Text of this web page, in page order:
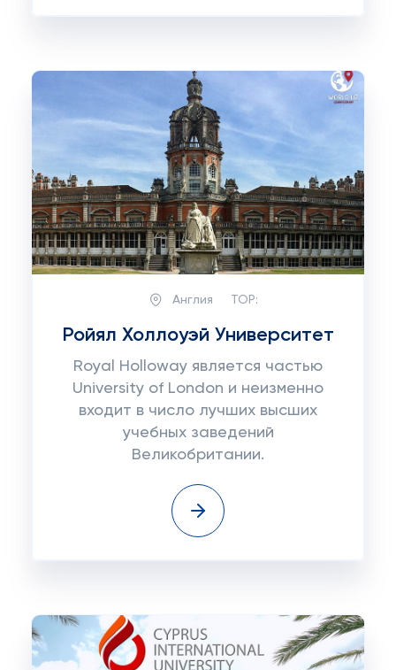
Англия TOP:
Ройял Холлоуэй Университет
Royal Holloway является частью
University of London и неизменно
входит в число лучших высших
учебных заведений
Великобритании.